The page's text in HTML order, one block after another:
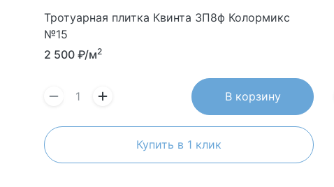
Тротуарная плитка Квинта 3П8ф Колормикс
№15
2 500 ₽/м2
В корзину
Купить в 1 клик